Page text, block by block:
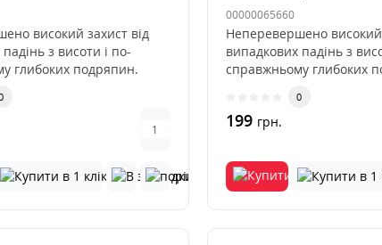
високий захист від
з висоти і по-
глибоких подряпин.
00000065660
Неперевершено високий
випадкових падінь з
справжньому глибоких
0
199 грн.